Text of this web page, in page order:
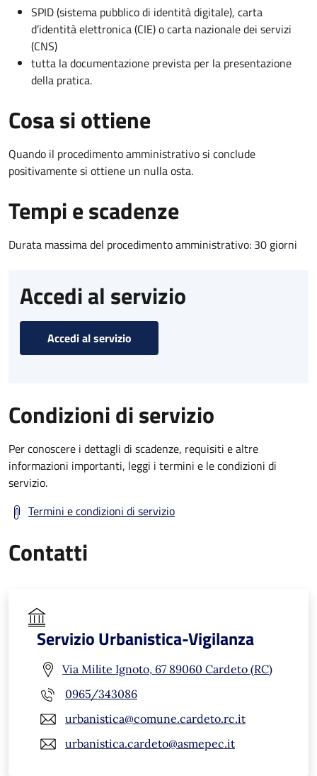
SPID (sistema pubblico di identità digitale), carta
d’identità elettronica (CIE) o carta nazionale dei servizi
(CNS)
tutta la documentazione prevista per la presentazione
della pratica.
Cosa si ottiene
Quando il procedimento amministrativo si conclude
positivamente si ottiene un nulla osta.
Tempi e scadenze
Durata massima del procedimento amministrativo: 30 giorni
Accedi al servizio
Accedi al servizio
Condizioni di servizio
Per conoscere i dettagli di scadenze, requisiti e altre
informazioni importanti, leggi i termini e le condizioni di
servizio.
Termini e condizioni di servizio
Contatti
Servizio Urbanistica-Vigilanza
Via Milite Ignoto, 67 89060 Cardeto (RC)
0965/343086
urbanistica@comune.cardeto.rc.it
urbanistica.cardeto@asmepec.it